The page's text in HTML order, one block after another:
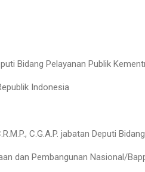
Bidang Pelayanan Publik
Indonesia
C.G.A.P. jabatan Deputi
dan Pembangunan Nasional/